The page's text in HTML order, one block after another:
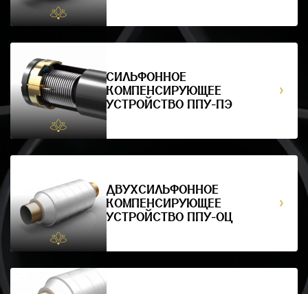
СИЛЬФОННОЕ
КОМПЕНСИРУЮЩЕЕ
УСТРОЙСТВО ППУ-ПЭ
ДВУХСИЛЬФОННОЕ
КОМПЕНСИРУЮЩЕЕ
УСТРОЙСТВО ППУ-ОЦ